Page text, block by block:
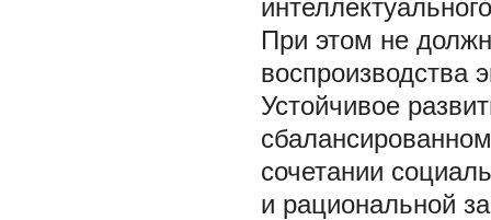
При этом не
воспроизводства
Устойчивое
сочетании
и рациональной